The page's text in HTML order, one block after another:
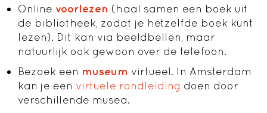
Online voorlezen (haal samen een boek uit
de bibliotheek, zodat je hetzelfde boek kunt
lezen). Dit kan via beeldbellen, maar
natuurlijk ook gewoon over de telefoon.
Bezoek een museum virtueel. In Amsterdam
kan je een virtuele rondleiding doen door
verschillende musea.